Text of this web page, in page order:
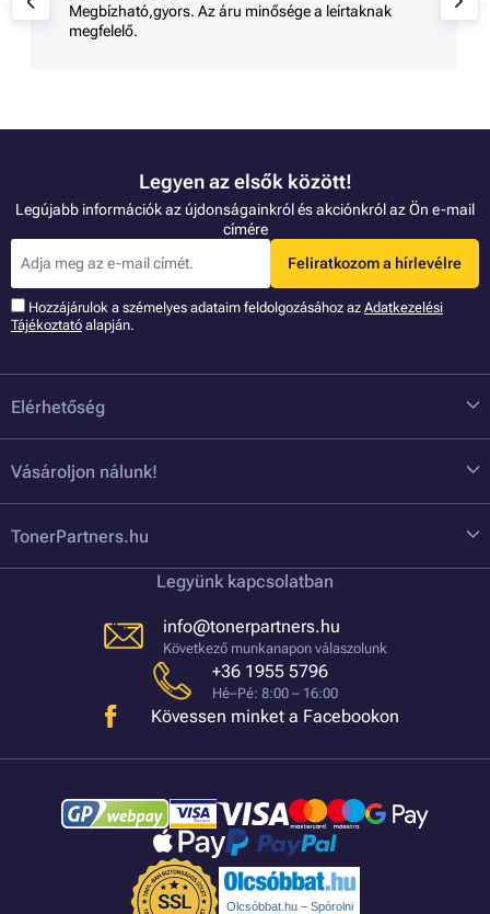
Megbízható,gyors. Az áru minősége a leírtaknak
megfelelő.
Legyen az elsők között!
Legújabb információk az újdonságainkról és akciónkról az Ön e-mail
címére
Feliratkozom a hírlevélre
Hozzájárulok a szémelyes adataim feldolgozásához az Adatkezelési
Tájékoztató alapján.
Elérhetőség
Vásároljon nálunk!
TonerPartners.hu
Legyünk kapcsolatban
info@tonerpartners.hu
Következő munkanapon válaszolunk
+36 1955 5796
Hé–Pé: 8:00 – 16:00
Kövessen minket a Facebookon
Olcsóbbat.hu – Spórolni